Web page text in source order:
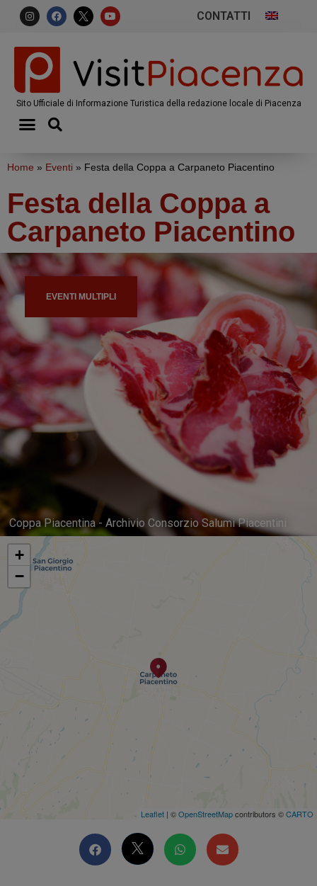
CONTATTI
Sito Ufficiale di Informazione Turistica della redazione locale di Piacenza
Home » Eventi » Festa della Coppa a Carpaneto Piacentino
Festa della Coppa a
Carpaneto Piacentino
EVENTI MULTIPLI
Coppa Piacentina - Archivio Consorzio Salumi Piacentini
+
−
Leaflet | ©OpenStreetMapcontributors ©CARTO